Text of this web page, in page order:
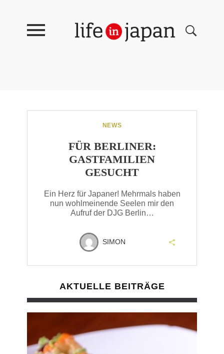
NEWS
FÜR BERLINER:
GASTFAMILIEN
GESUCHT
Ein Herz für Japaner! Mehrmals haben
nun wohlmeinende Seelen mir den
Aufruf der DJG Berlin…
SIMON
AKTUELLE BEITRÄGE